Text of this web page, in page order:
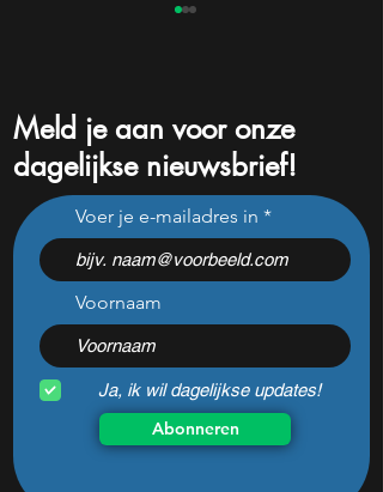
Nvidia’s miljardenregen in
Taiwan: AI-revolutie krijgt
vast adres
Meld je aan voor onze
dagelijkse nieuwsbrief!
Voer je e-mailadres in
Voornaam
Ja, ik wil dagelijkse updates!
Abonneren